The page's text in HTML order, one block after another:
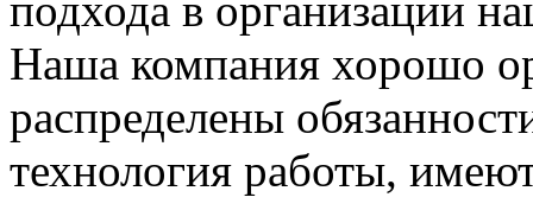
Наша компания хорошо
распределены
технология работы,